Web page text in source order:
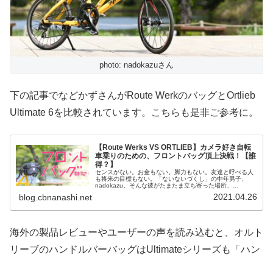
photo: nadokazuさん
下の記事でなどかずさんがRoute WerkのバッグとOrtlieb
Ultimate 6を比較されています。こちらも是非ご参考に。
【Route Werks VS ORTLIEB】カメラ好き自転
車乗りのための、フロントバッグ頂上決戦！【誰
得？】
センスがない。お金もない。脚力もない。友達と呼べる人
も将来の目標もない。「ないないづくし」の中年男子、
nadokazu。そんな彼がたまたま立ち寄った場所、
blog.cbnanashi.net 2021.04.26
海外の製品レビューやユーザーの声を読み込むと、オルト
リーブのハンドルバーバッグはUltimateシリーズも「ハン